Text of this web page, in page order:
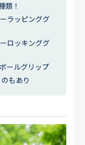
類！
ラッピンググ
ロッキンググ
ールグリップ
もあり